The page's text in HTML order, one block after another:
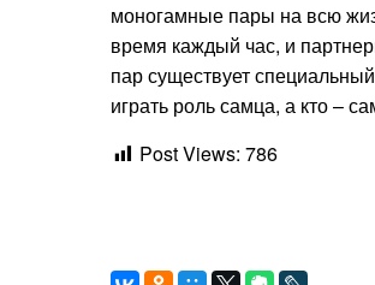
моногамные пары на всю
время каждый час, и
пар существует
играть роль самца, а кто –
Post Views: 786